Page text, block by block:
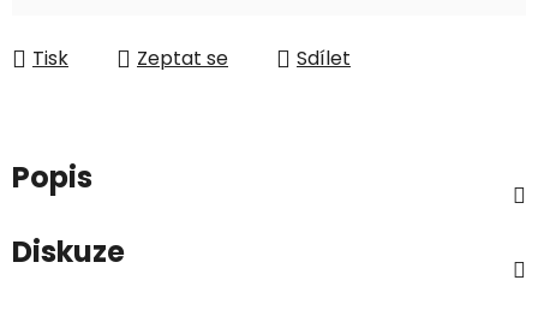
Tisk Zeptat se Sdílet
Popis
Diskuze